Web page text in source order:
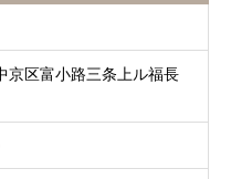
京区富小路三条上ル福長